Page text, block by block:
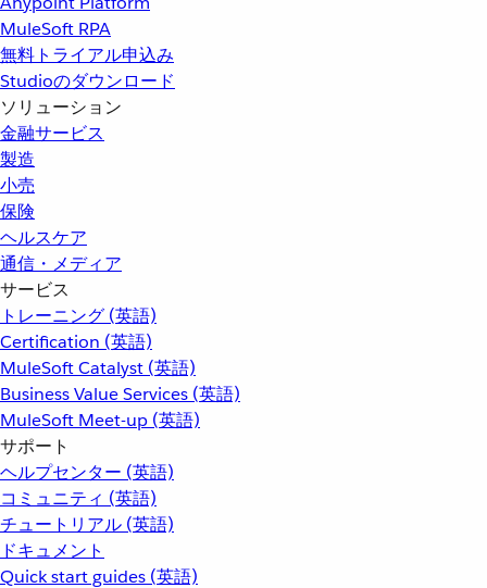
MuleSoft RPA
無料トライアル申込み
Studioのダウンロード
ソリューション
金融サービス
製造
小売
保険
ヘルスケア
通信・メディア
サービス
トレーニング (英語)
Certification (英語)
MuleSoft Catalyst (英語)
Business Value Services (英語)
MuleSoft Meet-up (英語)
サポート
ヘルプセンター (英語)
コミュニティ (英語)
チュートリアル (英語)
ドキュメント
Quick start guides (英語)